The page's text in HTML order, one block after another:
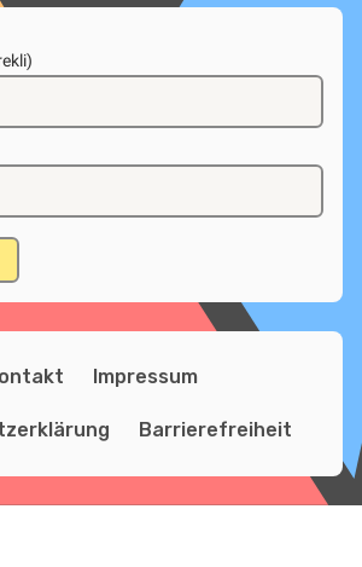
Impressum
Barrierefreiheit